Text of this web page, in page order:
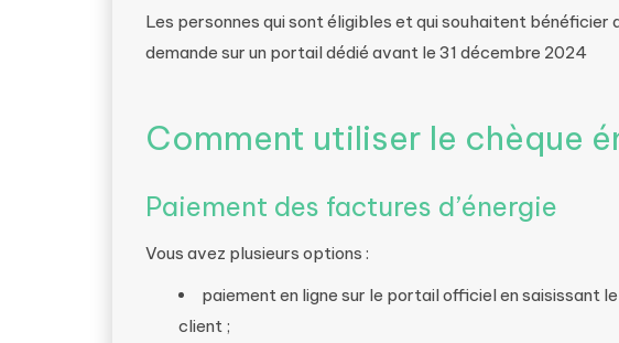
Les personnes qui sont éligibles et qui souhaitent
demande sur un portail dédié avant le 31 décembre 2024
Comment utiliser le chèque
Paiement des factures d’énergie
Vous avez plusieurs options :
paiement en ligne sur le portail officiel en saisissant
client ;